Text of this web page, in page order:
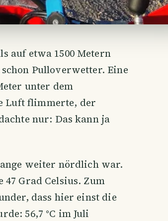
auf etwa 1500 Metern
Pulloverwetter. Eine
unter dem
Luft flimmerte, der
nur: Das kann ja
weiter nördlich war.
Grad Celsius. Zum
dass hier einst die
56,7 °C im Juli